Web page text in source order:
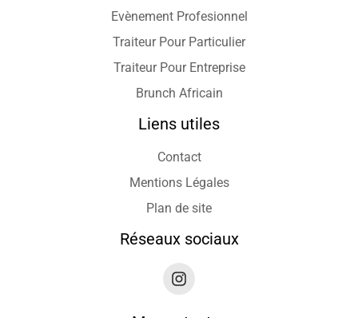
Evènement Profesionnel
Traiteur Pour Particulier
Traiteur Pour Entreprise
Brunch Africain
Liens utiles
Contact
Mentions Légales
Plan de site
Réseaux sociaux